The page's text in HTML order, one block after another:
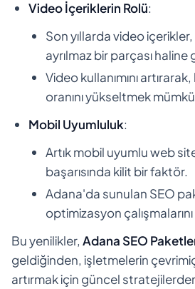
Video İçeriklerin Rolü:
Son yıllarda video
ayrılmaz bir parçası haline
Video kullanımını
oranını yükseltmek
Mobil Uyumluluk:
Artık mobil uyumlu web
başarısında kilit bir faktör.
Adana'da sunulan SEO
optimizasyon
Bu yenilikler, Adana SEO
geldiğinden, işletmelerin
artırmak için güncel